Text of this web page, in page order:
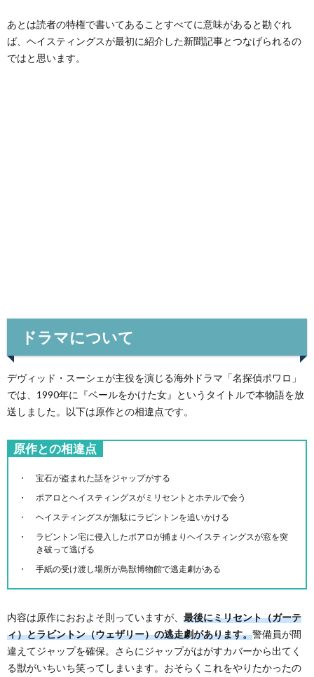
あとは読者の特権で書いてあることすべてに意味があると勘ぐれ
ば、ヘイスティングスが最初に紹介した新聞記事とつなげられるの
ではと思います。
ドラマについて
デヴィッド・スーシェが主役を演じる海外ドラマ「名探偵ポワロ」
では、1990年に『ベールをかけた女』というタイトルで本物語を放
送しました。以下は原作との相違点です。
原作との相違点
宝石が盗まれた話をジャップがする
ポアロとヘイスティングスがミリセントとホテルで会う
ヘイスティングスが無駄にラビントンを追いかける
ラビントン宅に侵入したポアロが捕まりヘイスティングスが窓を突
き破って逃げる
手紙の受け渡し場所が鳥獣博物館で逃走劇がある
内容は原作におおよそ則っていますが、 最後にミリセント（ガーテ
ィ）とラビントン（ウェザリー）の逃走劇があります。警備員が間
違えてジャップを確保。さらにジャップがはがすカバーから出てく
る獣がいちいち笑ってしまいます。おそらくこれをやりたかったの